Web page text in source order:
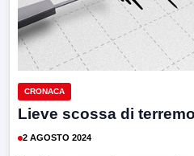
CRONACA
Lieve scossa di
2 AGOSTO 2024